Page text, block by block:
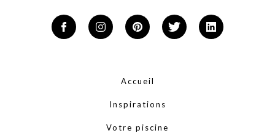
Accueil
Inspirations
Votre piscine